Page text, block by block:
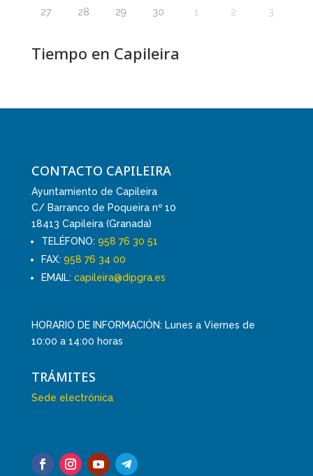
27 28 29 30 1 2 3
Tiempo en Capileira
CONTACTO CAPILEIRA
Ayuntamiento de Capileira
C/ Barranco de Poqueira nº 10
18413 Capileira (Granada)
TELÉFONO: 958 76 30 51
FAX: 958 76 34 00
EMAIL: capileira@dipgra.es
HORARIO DE INFORMACIÓN: Lunes a Viernes de
10:00 a 14:00 horas
TRÁMITES
Sede electrónica